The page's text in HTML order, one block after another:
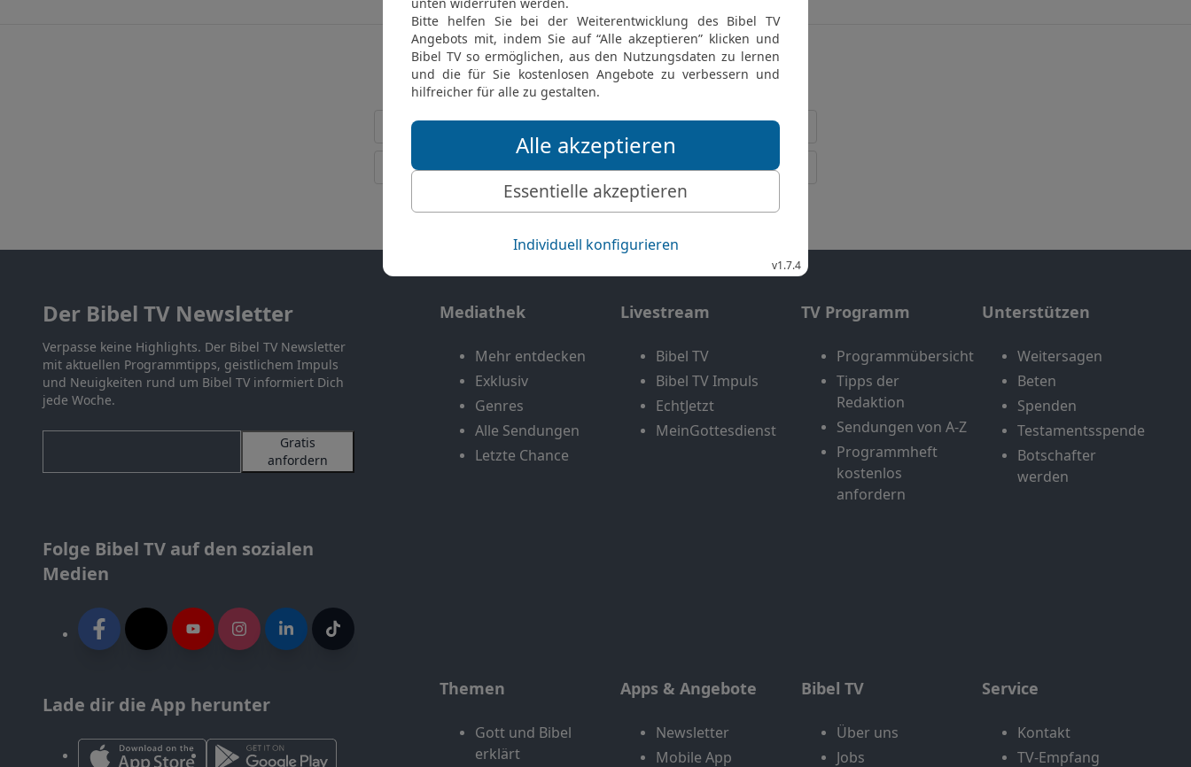
Möchtest du uns Feedback geben?
Bewertung der Bibelthek
FEEDBACK SENDEN
Der Bibel TV Newsletter
Verpasse keine Highlights. Der Bibel TV Newsletter
mit aktuellen Programmtipps, geistlichem Impuls
und Neuigkeiten rund um Bibel TV informiert Dich
jede Woche.
Gratis
anfordern
Folge Bibel TV auf den sozialen
Medien
Lade dir die App herunter
Mediathek
Mehr entdecken
Exklusiv
Genres
Alle Sendungen
Letzte Chance
Livestream
Bibel TV
Bibel TV Impuls
EchtJetzt
MeinGottesdienst
TV Programm
Programmübersicht
Tipps der
Redaktion
Sendungen von A-Z
Programmheft
kostenlos
anfordern
Unterstützen
Weitersagen
Beten
Spenden
Testamentsspende
Botschafter
werden
Themen
Gott und Bibel
erklärt
Apps & Angebote
Newsletter
Mobile App
Bibel TV
Über uns
Jobs
Service
Kontakt
TV-Empfang